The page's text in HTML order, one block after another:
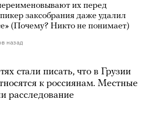
их перед
заксобрания даже удалил
(Почему? Никто не понимает)
назад
стали писать, что в Грузии
к россиянам. Местные
расследование